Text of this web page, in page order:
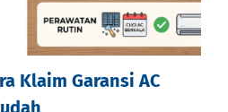
Klaim Garansi AC